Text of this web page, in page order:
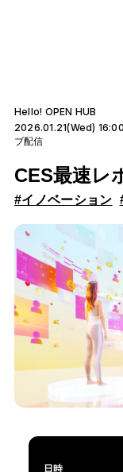
Hello! OPEN HUB
2026.01.21(Wed)
ブ配信
CES最速レ
#イノベーション
日時